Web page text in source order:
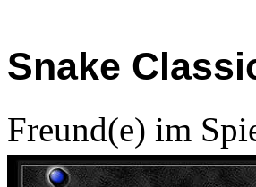
Snake
Freund(e) im